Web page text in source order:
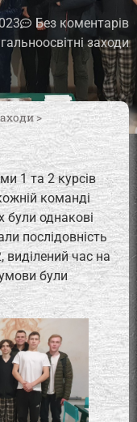
Без коментарів
заходи
>
1 та 2 курсів
команді
були однакові
послідовність
виділений час на
були